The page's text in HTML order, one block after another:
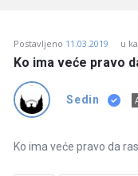
Učene
Latest
Pitanja
Postavljeno 11.03.2019 u
Ko ima veće pravo
Sedin
Ko ima veće pravo da